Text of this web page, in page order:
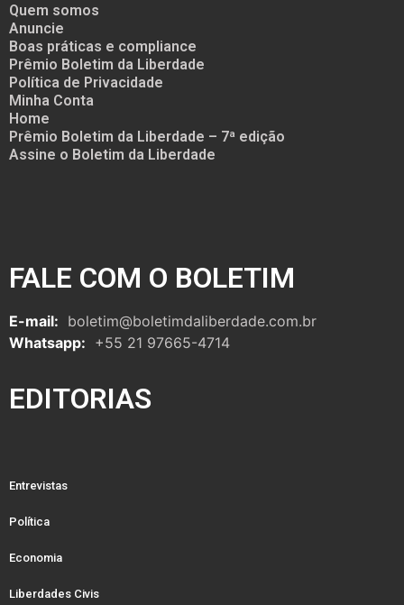
Quem somos
Anuncie
Boas práticas e compliance
Prêmio Boletim da Liberdade
Política de Privacidade
Minha Conta
Home
Prêmio Boletim da Liberdade – 7ª edição
Assine o Boletim da Liberdade
FALE COM O BOLETIM
E-mail: boletim@boletimdaliberdade.com.br
Whatsapp: +55 21 97665-4714
EDITORIAS
Entrevistas
Política
Economia
Liberdades Civis